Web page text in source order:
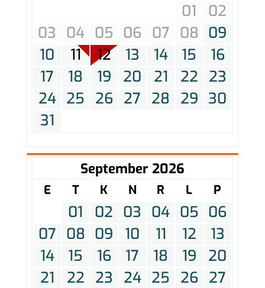
01
02
03
04 05 06 07 08 09
10
11 12 13 14 15
16
17
18 19 20 21 22
23
24 25 26 27 28 29 30
31
September 2026
E T K N R L P
01 02 03 04 05 06
07 08 09 10 11 12
13
14
15 16 17 18 19
20
21
22 23 24 25 26
27